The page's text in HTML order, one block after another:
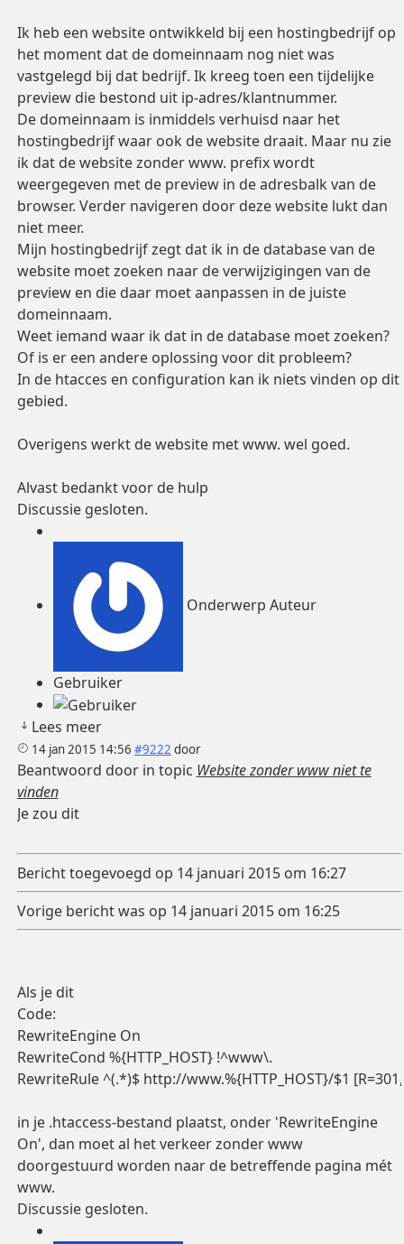
Ik heb een website ontwikkeld bij een hostingbedrijf op
het moment dat de domeinnaam nog niet was
vastgelegd bij dat bedrijf. Ik kreeg toen een tijdelijke
preview die bestond uit ip-adres/klantnummer.
De domeinnaam is inmiddels verhuisd naar het
hostingbedrijf waar ook de website draait. Maar nu zie
ik dat de website zonder www. prefix wordt
weergegeven met de preview in de adresbalk van de
browser. Verder navigeren door deze website lukt dan
niet meer.
Mijn hostingbedrijf zegt dat ik in de database van de
website moet zoeken naar de verwijzigingen van de
preview en die daar moet aanpassen in de juiste
domeinnaam.
Weet iemand waar ik dat in de database moet zoeken?
Of is er een andere oplossing voor dit probleem?
In de htacces en configuration kan ik niets vinden op dit
gebied.
Overigens werkt de website met www. wel goed.
Alvast bedankt voor de hulp
Discussie gesloten.
Onderwerp Auteur
Gebruiker
Lees meer
14 jan 2015 14:56 #9222 door
Beantwoord door in topic Website zonder www niet te
vinden
Je zou dit
Bericht toegevoegd op 14 januari 2015 om 16:27
Vorige bericht was op 14 januari 2015 om 16:25
Als je dit
Code:
RewriteEngine On
RewriteCond %{HTTP_HOST} !^www\.
RewriteRule ^(.*)$ http://www.%{HTTP_HOST}/$1
in je .htaccess-bestand plaatst, onder 'RewriteEngine
On', dan moet al het verkeer zonder www
doorgestuurd worden naar de betreffende pagina mét
www.
Discussie gesloten.